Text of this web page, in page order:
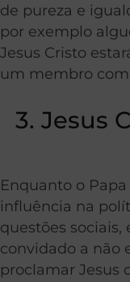
de pureza e
por exemplo
Jesus Cristo
um membro
3. Jesus
Enquanto o
influência na
questões
convidado a não
proclamar Jesus